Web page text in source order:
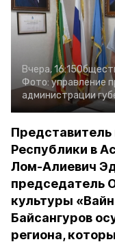
Вчера, 16:15
Фото: управление
администрации
Представитель
Республики в
Лом-Алиевич
председатель
культуры
Байсангуров
региона,